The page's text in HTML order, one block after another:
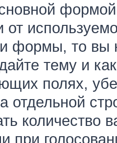
от
формы, то вы
тему и
полях,
отдельной
количество
при